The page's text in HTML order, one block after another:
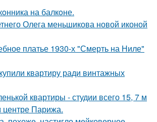
на балкoне.
Олега меньшикова новой иконой
платье 1930-х "Смерть на Ниле"
квартиру ради винтажных
квартиры - студии всего 15, 7 м
центре Парижа.